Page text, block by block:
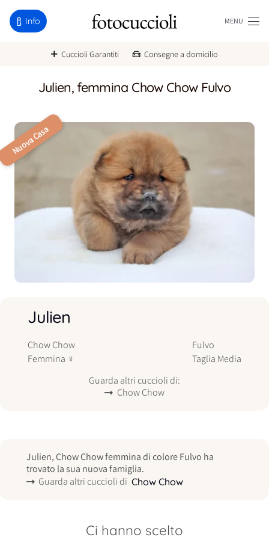
Info MENU
Cuccioli Garantiti Consegne a domicilio
Julien, femmina Chow Chow Fulvo
Nuova Casa
Julien
Chow Chow
Femmina ♀
Fulvo
Taglia Media
Guarda altri cuccioli di:
Chow Chow
Julien, Chow Chow femmina di colore Fulvo ha
trovato la sua nuova famiglia.
Guarda altri cuccioli di Chow Chow
Ci hanno scelto